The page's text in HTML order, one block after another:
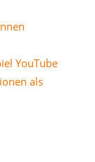
YouTube
als